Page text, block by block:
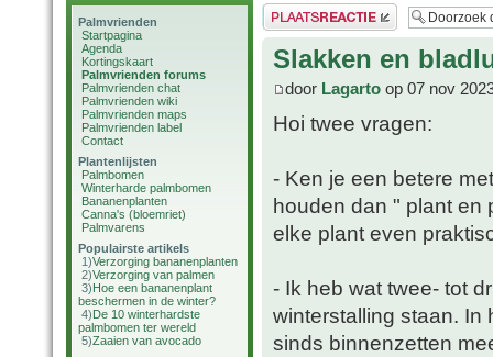
Palmvrienden
Startpagina
Agenda
Kortingskaart
Palmvrienden forums
Palmvrienden chat
Palmvrienden wiki
Palmvrienden maps
Palmvrienden label
Contact
Plantenlijsten
Palmbomen
Winterharde palmbomen
Bananenplanten
Canna's (bloemriet)
Palmvarens
Populairste artikels
1)Verzorging bananenplanten
2)Verzorging van palmen
3)Hoe een bananenplant
beschermen in de winter?
4)De 10 winterhardste
palmbomen ter wereld
5)Zaaien van avocado
Plaats een reactie
Slakken en
door Lagarto op 07 nov
Hoi twee vragen:
- Ken je een betere
houden dan " plant en
elke plant even
- Ik heb wat twee- tot
winterstalling staan. In
sinds binnenzetten